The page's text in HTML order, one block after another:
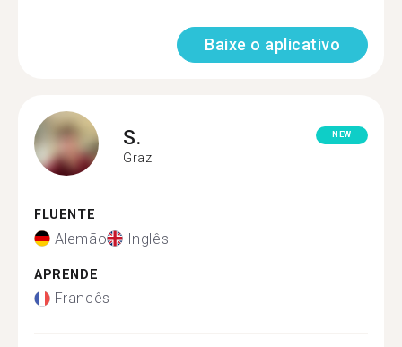
Baixe o aplicativo
S.
Graz
NEW
FLUENTE
Alemão Inglês
APRENDE
Francês